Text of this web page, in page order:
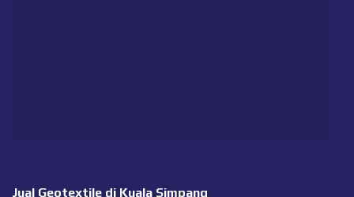
Jual Geotextile di Kuala Simpang